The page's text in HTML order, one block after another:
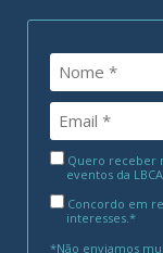
Quero receber
eventos da LBCA
Concordo em
interesses.*
*Não enviamos